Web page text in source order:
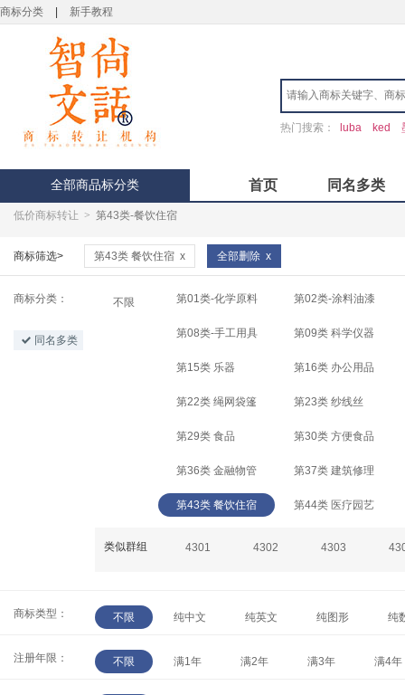
商标分类 新手教程
热门搜索： luba ked
全部商品标分类 首页 同名多类
低价商标转让 > 第43类-餐饮住宿
商标筛选> 第43类 餐饮住宿 x 全部删除 x
商标分类：
同名多类
不限 第01类-化学原料 第02类-涂料油漆
第08类-手工用具 第09类 科学仪器
第15类 乐器 第16类 办公用品
第22类 绳网袋篷 第23类 纱线丝
第29类 食品 第30类 方便食品
第36类 金融物管 第37类 建筑修理
第43类 餐饮住宿 第44类 医疗园艺
类似群组 4301 4302 4303
商标类型： 不限 纯中文 纯英文 纯图形 纯
注册年限： 不限 满1年 满2年 满3年 满4年